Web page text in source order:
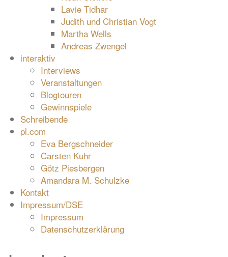
Lavie Tidhar
Judith und Christian Vogt
Martha Wells
Andreas Zwengel
interaktiv
Interviews
Veranstaltungen
Blogtouren
Gewinnspiele
Schreibende
pl.com
Eva Bergschneider
Carsten Kuhr
Götz Piesbergen
Amandara M. Schulzke
Kontakt
Impressum/DSE
Impressum
Datenschutzerklärung